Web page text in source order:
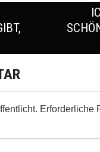
I
Erforderliche